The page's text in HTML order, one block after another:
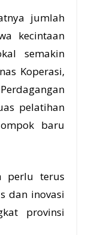
jumlah
kecintaan
semakin
Koperasi,
pelatihan
baru
perlu terus
dan inovasi
provinsi